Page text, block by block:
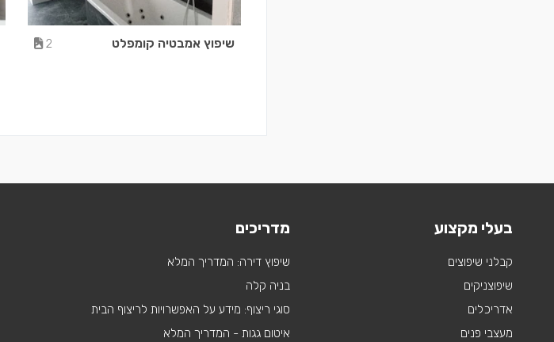
שיפוץ אמבטיה קומפלט 2
בעלי מקצוע
קבלני שיפוצים
שיפוצניקים
אדריכלים
מעצבי פנים
מדריכים
שיפוץ דירה: המדריך המלא
בניה קלה
סוגי ריצוף: מידע על האפשרויות לריצוף הבית
איטום גגות - המדריך המלא